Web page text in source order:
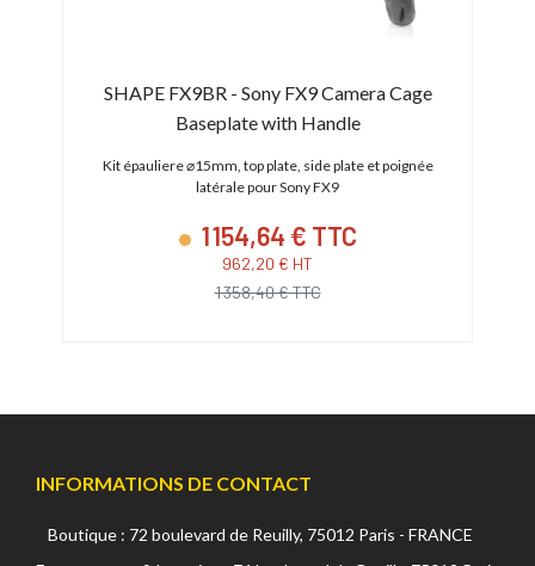
SHAPE FX9BR - Sony FX9 Camera Cage
Baseplate with Handle
Kit épauliere ⌀15mm, top plate, side plate et poignée
latérale pour Sony FX9
1 154,64 € TTC
962,20 € HT
1 358,40 € TTC
INFORMATIONS DE CONTACT
Boutique : 72 boulevard de Reuilly, 75012 Paris - FRANCE